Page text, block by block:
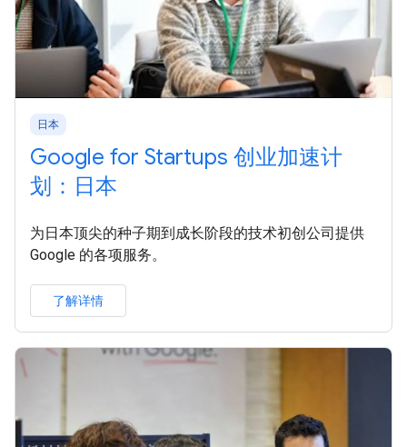
日本
Google for Startups 创业加速计
划：日本
为日本顶尖的种子期到成长阶段的技术初创公司提供
Google 的各项服务。
了解详情